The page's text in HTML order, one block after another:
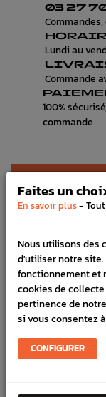
03 27
Lundi au
Commande
100%
commande
LIVRAISON
SCHÉMA
Marque :SUBARU
Référence :3876
FICHE TECHNIQUE
Faites un
En savoir plus-
Nous utilisons des
d'utiliser notre
fonctionnement et
cookies de
pertinence de
si vous consentez
CONFIGURER